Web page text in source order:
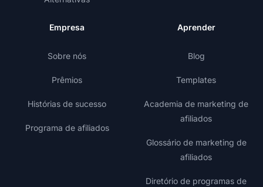
Empresa
Sobre nós
Prêmios
Histórias de sucesso
Programa de afiliados
Aprender
Blog
Templates
Academia de marketing de
afiliados
Glossário de marketing de
afiliados
Diretório de programas de